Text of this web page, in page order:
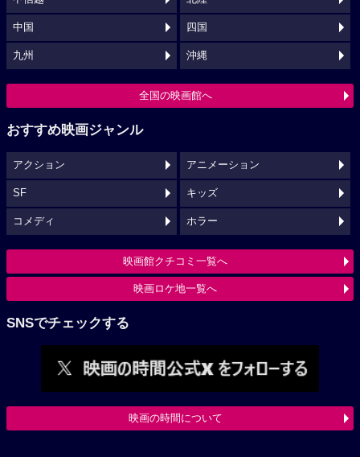
中国 四国
九州 沖縄
全国の映画館へ
おすすめ映画ジャンル
アクション アニメーション
SF キッズ
コメディ ホラー
映画館クチコミ一覧へ
映画ロケ地一覧へ
SNSでチェックする
映画の時間について